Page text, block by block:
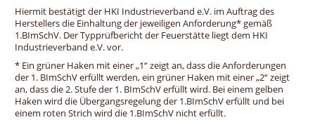
Hiermit bestätigt der HKI Industrieverband e.V. im Auftrag des
Herstellers die Einhaltung der jeweiligen Anforderung* gemäß
1.BImSchV. Der Typprüfbericht der Feuerstätte liegt dem HKI
Industrieverband e.V. vor.
* Ein grüner Haken mit einer „1“ zeigt an, dass die Anforderungen
der 1. BImSchV erfüllt werden, ein grüner Haken mit einer „2“ zeigt
an, dass die 2. Stufe der 1. BImSchV erfüllt wird. Bei einem gelben
Haken wird die Übergangsregelung der 1.BImSchV erfüllt und bei
einem roten Strich wird die 1.BImSchV nicht erfüllt.